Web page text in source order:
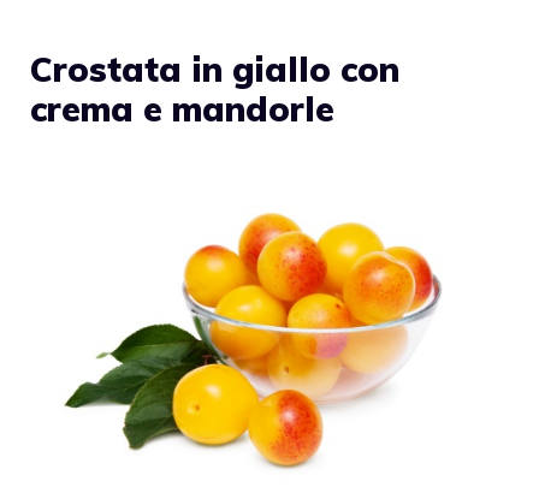
Crostata in giallo con
crema e mandorle